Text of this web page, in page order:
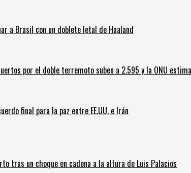
a Brasil con un doblete letal de Haaland
por el doble terremoto suben a 2.595 y la ONU
final para la paz entre EE.UU. e Irán
tras un choque en cadena a la altura de Luis Palacios